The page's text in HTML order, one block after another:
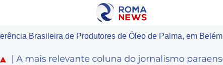
Brasileira de Produtores de Óleo de Palma, em Belém